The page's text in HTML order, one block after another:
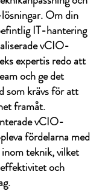
Om din
IT-hantering
vCIO-
expertis redo att
och ge det
krävs för att
framåt.
vCIO-
fördelarna med
teknik, vilket
och